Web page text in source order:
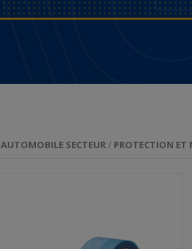
AUTOMOBILE SECTEUR/ PROTECTION ET